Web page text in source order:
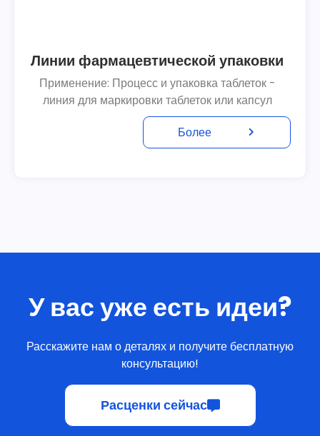
Линии фармацевтической упаковки
Применение: Процесс и упаковка таблеток -
линия для маркировки таблеток или капсул
Более
У вас уже есть идеи?
Расскажите нам о деталях и получите бесплатную
консультацию!
Расценки сейчас